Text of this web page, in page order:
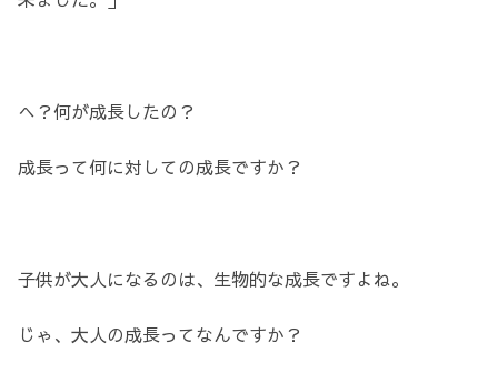
へ？何が成長したの？
成長って何に対しての成長ですか？
子供が大人になるのは、生物的な成長ですよね。
じゃ、大人の成長ってなんですか？